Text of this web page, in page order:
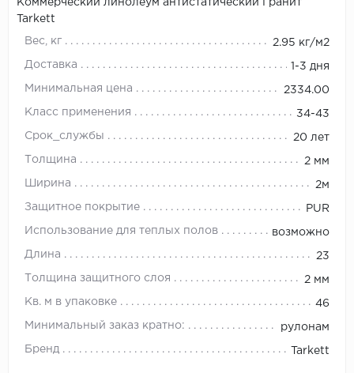
Коммерческий линолеум антистатический Гранит
Tarkett
Вес, кг 2.95 кг/м2
Доставка 1-3 дня
Минимальная цена 2334.00
Класс применения 34-43
Срок_службы 20 лет
Толщина 2 мм
Ширина 2м
Защитное покрытие PUR
Использование для теплых полов возможно
Длина 23
Толщина защитного слоя 2 мм
Кв. м в упаковке 46
Минимальный заказ кратно: рулонам
Бренд Tarkett